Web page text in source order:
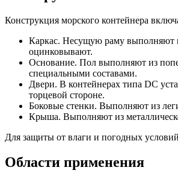
Конструкция морского контейнера
Каркас. Несущую раму выполняют
оцинковывают.
Основание. Пол выполняют из
специальными составами.
Двери. В контейнерах типа DC
торцевой стороне.
Боковые стенки. Выполняют из
Крыша. Выполняют из
Для защиты от влаги и погодных
Области применения